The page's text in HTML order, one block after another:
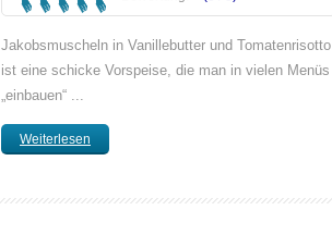
Jakobsmuscheln in Vanillebutter und Tomatenrisotto
ist eine schicke Vorspeise, die man in vielen Menüs
„einbauen“ ...
Weiterlesen